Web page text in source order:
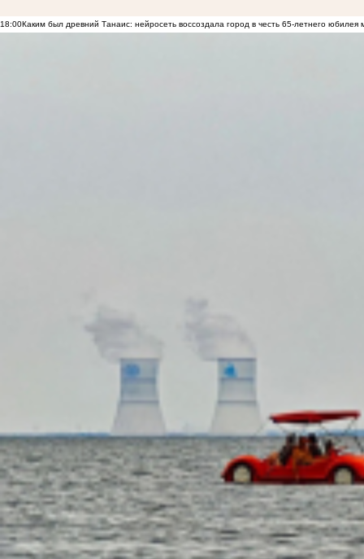
18:00Каким был древний Танаис: нейросеть воссоздала город в честь 65-летнего юбилея